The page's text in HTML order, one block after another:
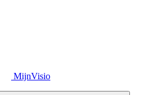
MijnVisio